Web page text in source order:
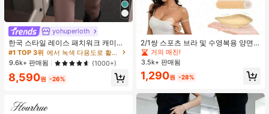
yohuperloth
한국 스타일 레이스 패치워크 캐미솔
탱크 탑, Y2K 에스테틱, 스트리트웨어
캐주얼 여름
#1 TOP 3위
에서 녹색 다용도로 활용 가능한 데일리 탑
9.6k+ 판매됨
(1000+)
8,590원 -26%
2/1쌍 스포츠 브라 및 수영복용 양면
접착 브라 패드
거의 매진!
3.5k+ 판매됨
1,290원 -28%